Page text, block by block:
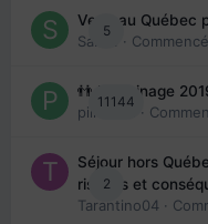
5
Venir au Québec
Sab74
· Commencé
11144
👬 Parrainage
piinoush ·
2
Séjour hors
risques et
Tarantino04 ·